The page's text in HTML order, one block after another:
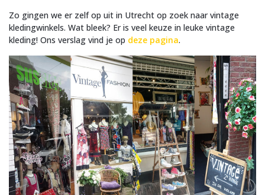
Zo gingen we er zelf op uit in Utrecht op zoek naar vintage
kledingwinkels. Wat bleek? Er is veel keuze in leuke vintage
kleding! Ons verslag vind je op deze pagina.